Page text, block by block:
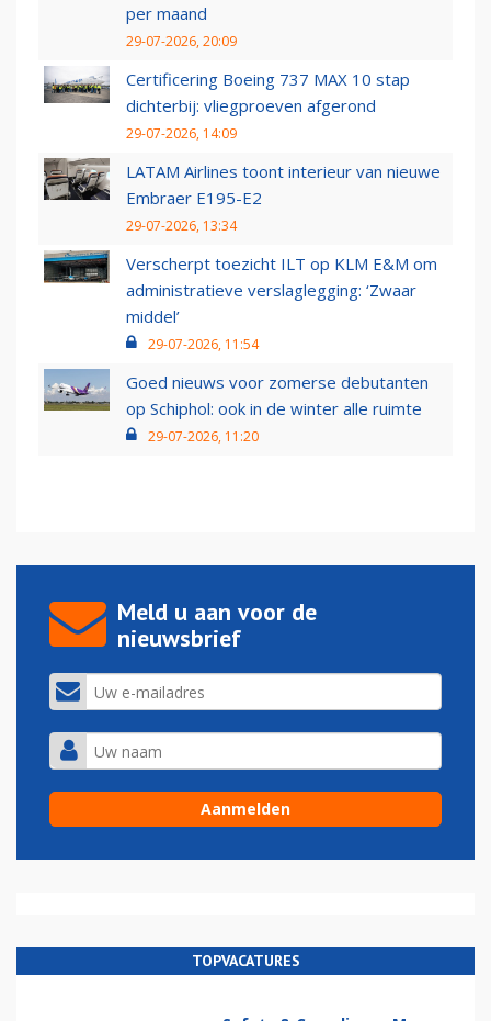
per maand
29-07-2026, 20:09
Certificering Boeing 737 MAX 10 stap
dichterbij: vliegproeven afgerond
29-07-2026, 14:09
LATAM Airlines toont interieur van nieuwe
Embraer E195-E2
29-07-2026, 13:34
Verscherpt toezicht ILT op KLM E&M om
administratieve verslaglegging: ‘Zwaar
middel’
29-07-2026, 11:54
Goed nieuws voor zomerse debutanten
op Schiphol: ook in de winter alle ruimte
29-07-2026, 11:20
Meld u aan voor de
nieuwsbrief
TOPVACATURES